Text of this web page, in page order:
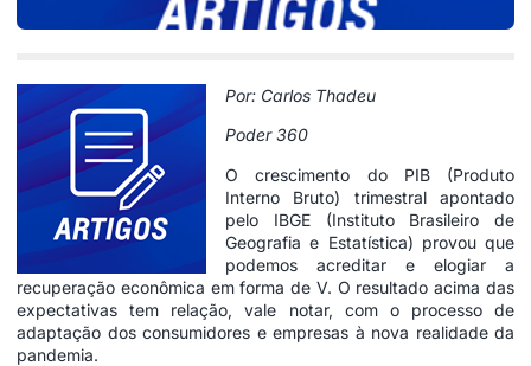
Por: Carlos Thadeu
Poder 360
O crescimento do PIB (Produto
Interno Bruto) trimestral apontado
pelo IBGE (Instituto Brasileiro de
Geografia e Estatística) provou que
podemos acreditar e elogiar a
recuperação econômica em forma de V. O resultado acima das
expectativas tem relação, vale notar, com o processo de
adaptação dos consumidores e empresas à nova realidade da
pandemia.